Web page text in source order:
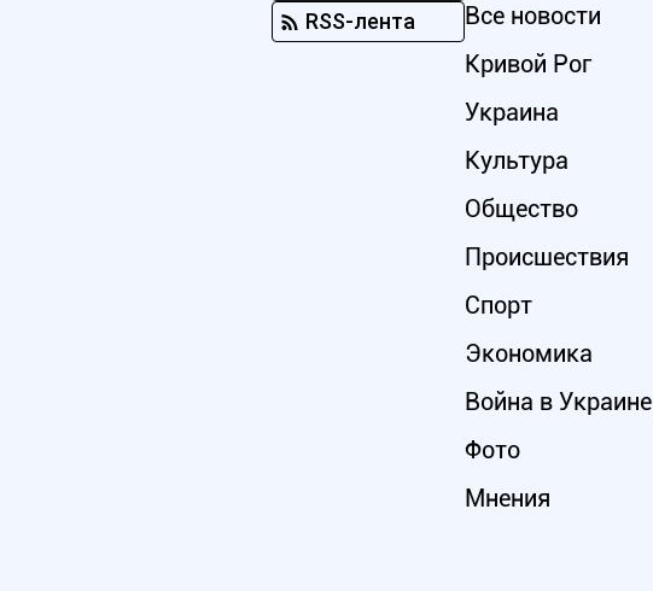
RSS-лента
Все новости
Кривой Рог
Украина
Культура
Общество
Происшествия
Спорт
Экономика
Война в Украине
Фото
Мнения